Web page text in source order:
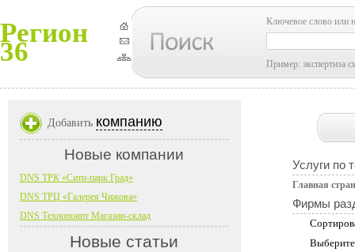
Регион
36
Ключевое слово или
Пример: экспертиза
Услуги по
Главная
Фирмы
Добавить компанию
Новые компании
DNS ТРК «Сити-парк Град»
DNS ТРЦ «Галерея Чижова»
DNS Технопоинт Магазин-склад
Новые статьи